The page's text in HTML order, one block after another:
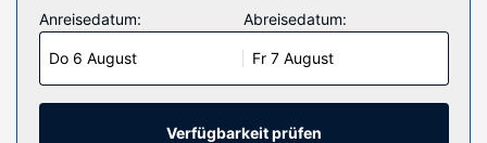
(kostenlos) steht zur Verfügung. Die Badezimmer bieten
Duschen und kostenlose Toilettenartikel.
Ausstattung der Anlage
Genieße die den schönen Ausblick von folgenden Punkten:
Terrasse und Garten. Außerdem kannst du kostenloses
Anreisedatum:
Do 6 August
Abreisedatum:
Fr 7 August
Verfügbarkeit prüfen